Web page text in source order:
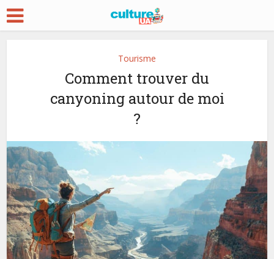
Tourisme
Comment trouver du
canyoning autour de moi
?